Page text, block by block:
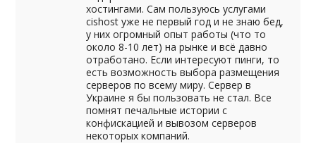
хостингами. Сам пользуюсь услугами
cishost уже не первый год и не знаю бед,
у них огромный опыт работы (что то
около 8-10 лет) на рынке и всё давно
отработано. Если интересуют пинги, то
есть возможность выбора размещения
серверов по всему миру. Сервер в
Украине я бы пользовать не стал. Все
помнят печальные истории с
конфискацией и вывозом серверов
некоторых компаний.